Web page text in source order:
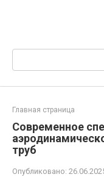
Поиск:
Главная страница
Современное
труб
Опубликовано: